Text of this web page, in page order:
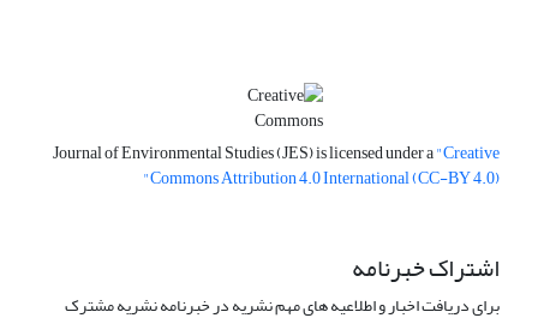
Journal of Environmental Studies (JES) is licensed under a"Creative
Commons Attribution 4.0 International (CC-BY 4.0)"
اشتراک خبرنامه
برای دریافت اخبار و اطلاعیه های مهم نشریه در خبرنامه نشریه مشترک